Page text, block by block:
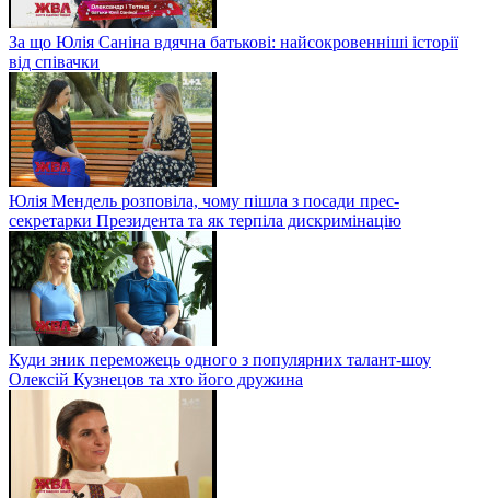
За що Юлія Саніна вдячна батькові: найсокровенніші історії
від співачки
Юлія Мендель розповіла, чому пішла з посади прес-
секретарки Президента та як терпіла дискримінацію
Куди зник переможець одного з популярних талант-шоу
Олексій Кузнецов та хто його дружина